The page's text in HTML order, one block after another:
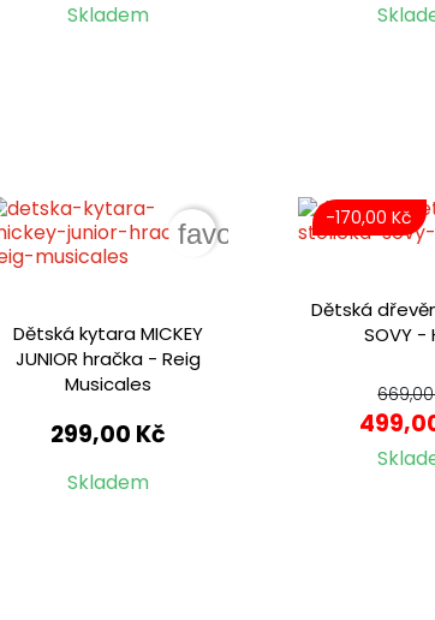
Skladem
Dětská kytara MICKEY
JUNIOR hračka - Reig
Musicales
299,00 Kč
Skladem
favorite_border
Dětská
SOVY -
-170,00 Kč